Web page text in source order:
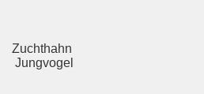
Jungvogel